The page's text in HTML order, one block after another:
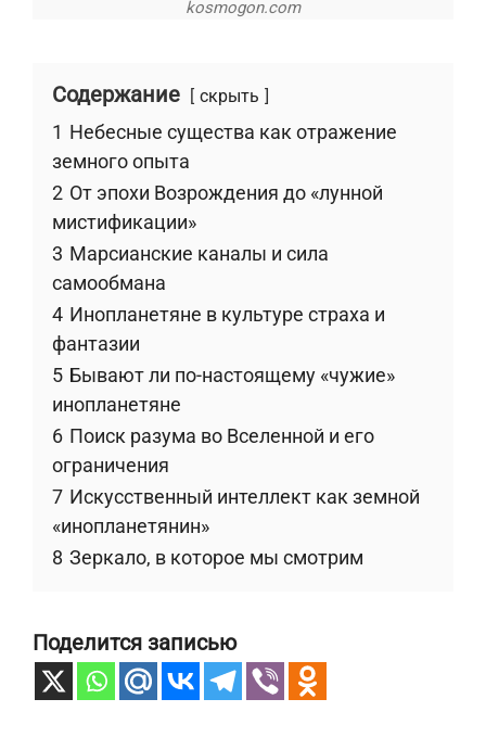
kosmogon.com
Содержание скрыть
1 Небесные существа как отражение
земного опыта
2 От эпохи Возрождения до «лунной
мистификации»
3 Марсианские каналы и сила
самообмана
4 Инопланетяне в культуре страха и
фантазии
5 Бывают ли по-настоящему «чужие»
инопланетяне
6 Поиск разума во Вселенной и его
ограничения
7 Искусственный интеллект как земной
«инопланетянин»
8 Зеркало, в которое мы смотрим
Поделится записью